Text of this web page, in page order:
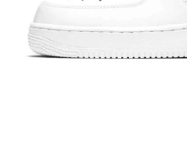
Доставка/оплата?